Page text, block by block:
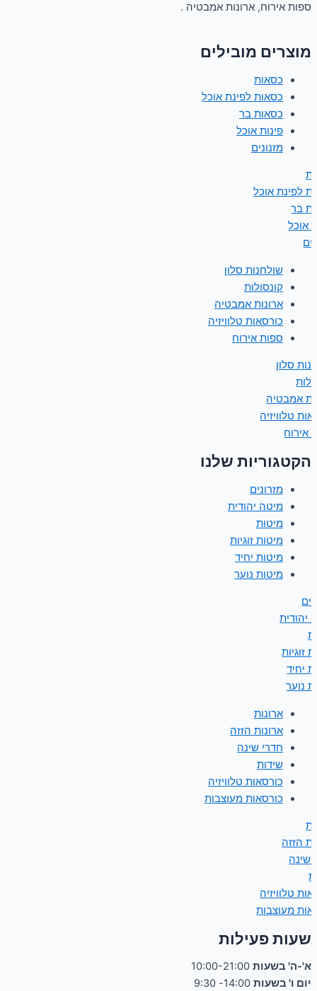
ספות אירוח, ארונות אמבטיה .
מוצרים מובילים
כסאות
כסאות לפינת אוכל
כסאות בר
פינות אוכל
מזנונים
לפינת אוכל
בר
אוכל
שולחנות סלון
קונסולות
ארונות אמבטיה
כורסאות טלוויזיה
ספות אירוח
סלון
אמבטיה
טלוויזיה
אירוח
הקטגוריות שלנו
מזרונים
מיטה יהודית
מיטות
מיטות זוגיות
מיטות יחיד
מיטות נוער
יהודית
זוגיות
יחיד
נוער
ארונות
ארונות הזזה
חדרי שינה
שידות
כורסאות טלוויזיה
כורסאות מעוצבות
הזזה
שינה
טלוויזיה
מעוצבות
שעות פעילות
א'-ה' בשעות
יום ו' בשעות